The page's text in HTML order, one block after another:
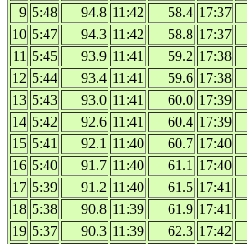
9 5:48 94.8 11:42 58.4 17:37
10 5:47 94.3 11:42 58.8 17:37
11 5:45 93.9 11:41 59.2 17:38
12 5:44 93.4 11:41 59.6 17:38
13 5:43 93.0 11:41 60.0 17:39
14 5:42 92.6 11:41 60.4 17:39
15 5:41 92.1 11:40 60.7 17:40
16 5:40 91.7 11:40 61.1 17:40
17 5:39 91.2 11:40 61.5 17:41
18 5:38 90.8 11:39 61.9 17:41
19 5:37 90.3 11:39 62.3 17:42